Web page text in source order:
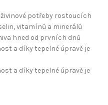
potřeby rostoucích
vitamínů a minerálů
hned od prvních dnů
a díky tepelné úpravě je
a díky tepelné úpravě je